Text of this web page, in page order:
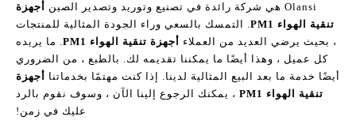
Olansi هي شركة رائدة في تصنيع وتوريد وتصدير الصين
أجهزة
تنقية الهواء PM1
. التمسك بالسعي وراء الجودة المثالية للمنتجات
، بحيث يرضي العديد من العملاء أجهزة تنقية الهواء PM1
. ما يريده
كل عميل ، وهذا أيضًا ما يمكننا تقديمه لك. بالطبع ، من الضروري
أيضًا خدمة ما بعد البيع المثالية لدينا. إذا كنت مهتمًا بخدماتنا أجهزة
تنقية الهواء PM1
، يمكنك الرجوع إلينا الآن ، وسوف نقوم بالرد
عليك في زمن!